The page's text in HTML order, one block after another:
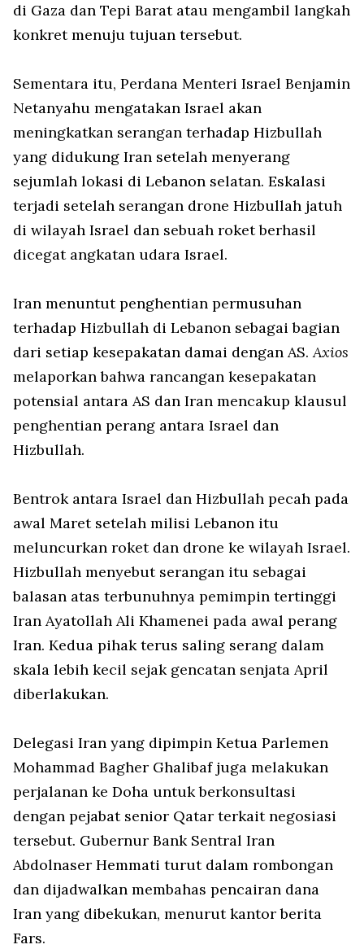
di Gaza dan Tepi Barat atau mengambil langkah
konkret menuju tujuan tersebut.
Sementara itu, Perdana Menteri Israel Benjamin
Netanyahu mengatakan Israel akan
meningkatkan serangan terhadap Hizbullah
yang didukung Iran setelah menyerang
sejumlah lokasi di Lebanon selatan. Eskalasi
terjadi setelah serangan drone Hizbullah jatuh
di wilayah Israel dan sebuah roket berhasil
dicegat angkatan udara Israel.
Iran menuntut penghentian permusuhan
terhadap Hizbullah di Lebanon sebagai bagian
dari setiap kesepakatan damai dengan AS.Axios
melaporkan bahwa rancangan kesepakatan
potensial antara AS dan Iran mencakup klausul
penghentian perang antara Israel dan
Hizbullah.
Bentrok antara Israel dan Hizbullah pecah pada
awal Maret setelah milisi Lebanon itu
meluncurkan roket dan drone ke wilayah Israel.
Hizbullah menyebut serangan itu sebagai
balasan atas terbunuhnya pemimpin tertinggi
Iran Ayatollah Ali Khamenei pada awal perang
Iran. Kedua pihak terus saling serang dalam
skala lebih kecil sejak gencatan senjata April
diberlakukan.
Delegasi Iran yang dipimpin Ketua Parlemen
Mohammad Bagher Ghalibaf juga melakukan
perjalanan ke Doha untuk berkonsultasi
dengan pejabat senior Qatar terkait negosiasi
tersebut. Gubernur Bank Sentral Iran
Abdolnaser Hemmati turut dalam rombongan
dan dijadwalkan membahas pencairan dana
Iran yang dibekukan, menurut kantor berita
Fars.